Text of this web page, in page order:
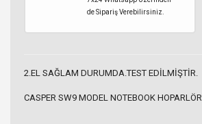
de Sipariş Verebilirsiniz.
2.EL SAĞLAM DURUMDA.TEST EDİLMİŞTİR.
CASPER SW9 MODEL NOTEBOOK HOPARLÖR